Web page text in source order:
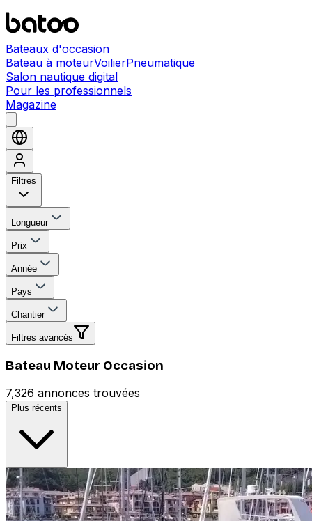
Bateaux d'occasion
Bateau à moteurVoilierPneumatique
Salon nautique digital
Pour les professionnels
Magazine
Filtres
Longueur
Prix
Année
Pays
Chantier
Filtres avancés
Bateau Moteur Occasion
7,326 annonces trouvées
Plus récents